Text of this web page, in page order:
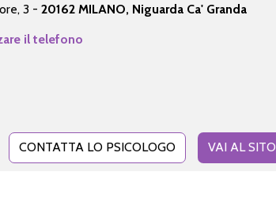
3 -20162 MILANO, Niguarda Ca' Granda
il telefono
CONTATTA LO PSICOLOGO VAI AL SITO